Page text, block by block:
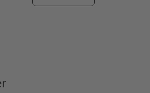
och kommer inte att tryckas